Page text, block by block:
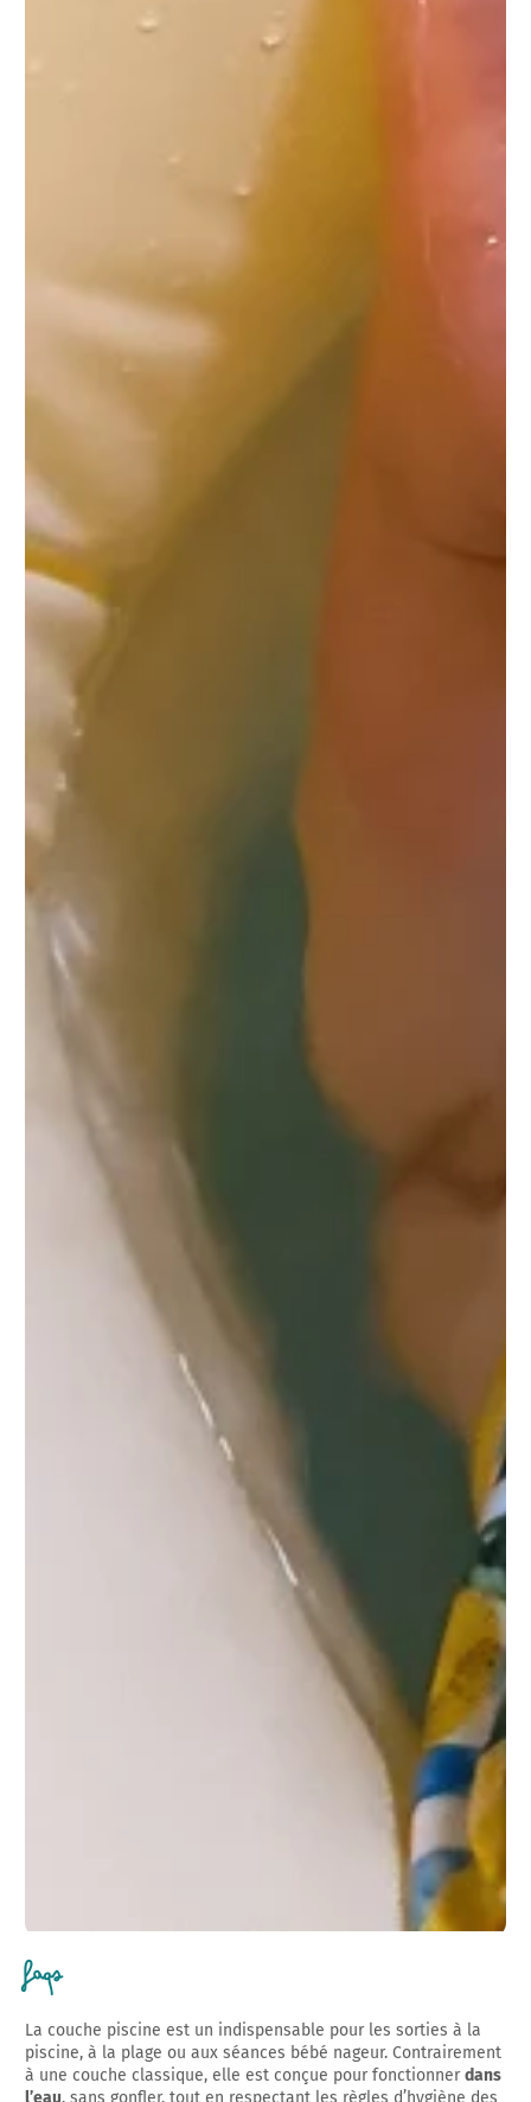
FAQs
La couche piscine est un indispensable pour les sorties à la
piscine, à la plage ou aux séances bébé nageur. Contrairement
à une couche classique, elle est conçue pour fonctionnerdans
l’eau, sans gonfler, tout en respectant les règles d’hygiène des